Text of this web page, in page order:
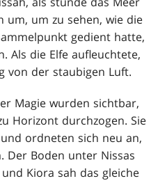
um, um zu sehen, wie die
gedient hatte,
Als die Elfe aufleuchtete,
von der staubigen Luft.
Magie wurden sichtbar,
Horizont durchzogen. Sie
ordneten sich neu an,
Der Boden unter Nissas
Kiora sah das gleiche